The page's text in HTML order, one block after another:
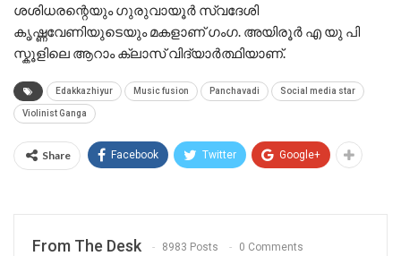
ശശിധരന്റെയും ഗുരുവായൂർ സ്വദേശി
കൃഷ്ണവേണിയുടെയും മകളാണ് ഗംഗ. അയിരൂർ എ യു പി
സ്കൂളിലെ ആറാം ക്ലാസ് വിദ്യാർത്ഥിയാണ്.
Edakkazhiyur Music fusion Panchavadi Social media star
Violinist Ganga
Share Facebook Twitter Google+
From The Desk 8983 Posts 0 Comments